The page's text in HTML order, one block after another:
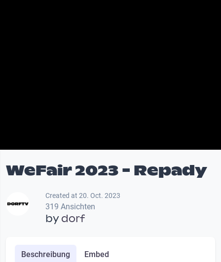
WeFair 2023 - Repady
Created at 20. Oct. 2023
319 Ansichten
bydorf
Beschreibung Embed